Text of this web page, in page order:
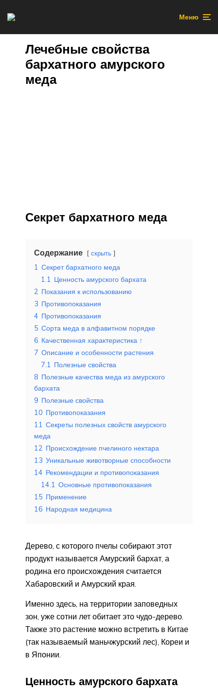
Меню
Лечебные свойства
бархатного амурского
меда
Секрет бархатного меда
Содержание скрыть
1 Секрет бархатного меда
1.1 Ценность амурского бархата
2 Показания к использованию
3 Противопоказания
4 Противопоказания
5 Сорта меда в алфавитном порядке
6 Качественная характеристика ↑
7 Описание и особенности растения
7.1 Полезные свойства
8 Полезные качества меда из амурского
бархата
9 Полезные свойства
10 Противопоказания
11 Секреты полезных свойств амурского
меда
12 Происхождение пчелиного нектара
13 Уникальные животворные способности
14 Рекомендации и противопоказания
14.1 Основные противопоказания
15 Применение
16 Народная медицина
Дерево, с которого пчелы собирают этот
продукт называется Амурский бархат, а
родина его происхождения считается
Хабаровский и Амурский края.
Именно здесь, на территории заповедных
зон, уже сотни лет обитает это чудо-дерево.
Также это растение можно встретить в Китае
(так называемый маньчжурский лес), Кореи и
в Японии.
Ценность амурского бархата